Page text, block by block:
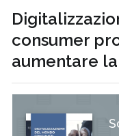
consumer
aumentare